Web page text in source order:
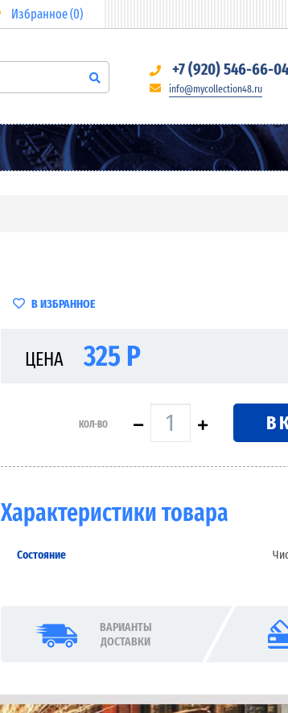
Избранное (0)
+7 (920) 546-66-04
info@mycollection48.ru
В ИЗБРАННОЕ
ЦЕНА 325 Р
КОЛ-ВО В
Характеристики товара
Состояние
ВАРИАНТЫ
ДОСТАВКИ